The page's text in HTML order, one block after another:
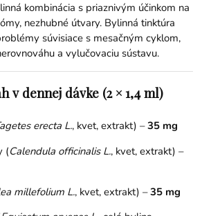
kombinácia s priaznivým účinkom na
nezhubné útvary. Bylinná tinktúra
súvisiace s mesačným cyklom,
a vylučovaciu sústavu.
v dennej dávke (2 × 1,4 ml)
erecta L., kvet, extrakt) –35 mg
(Calendula officinalis L., kvet, extrakt) –
millefolium L., kvet, extrakt) –35 mg